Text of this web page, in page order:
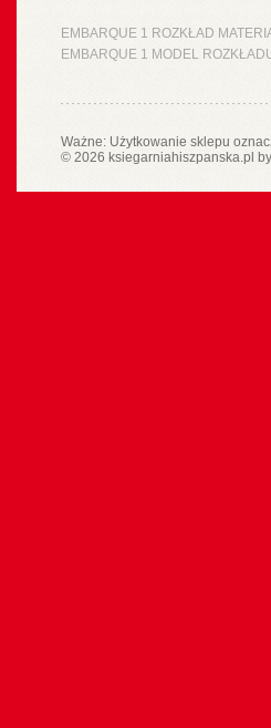
EMBARQUE 1 ROZKŁAD
EMBARQUE 1 MODEL
Ważne: Użytkowanie sklepu
© 2026 ksiegarniahiszpanska.pl by